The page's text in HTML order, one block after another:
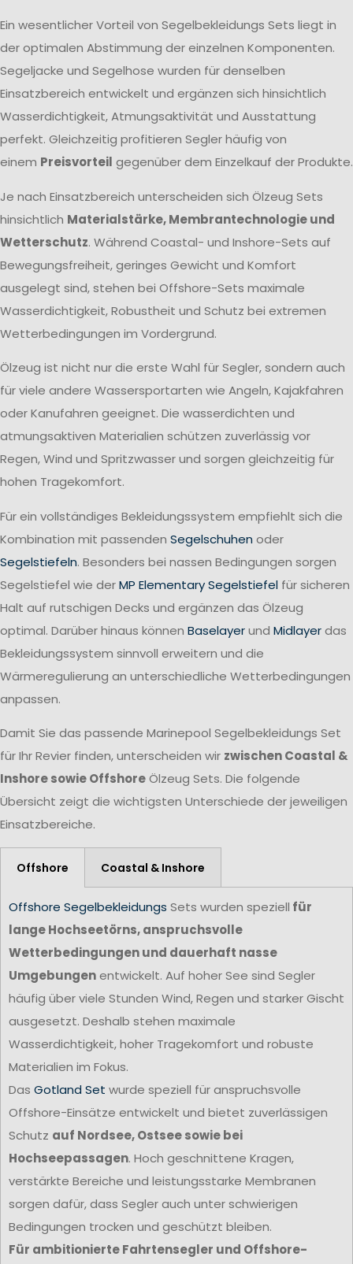
Ein wesentlicher Vorteil von Segelbekleidungs Sets liegt in
der optimalen Abstimmung der einzelnen Komponenten.
Segeljacke und Segelhose wurden für denselben
Einsatzbereich entwickelt und ergänzen sich hinsichtlich
Wasserdichtigkeit, Atmungsaktivität und Ausstattung
perfekt. Gleichzeitig profitieren Segler häufig von
einem Preisvorteil gegenüber dem Einzelkauf der Produkte.
Je nach Einsatzbereich unterscheiden sich Ölzeug Sets
hinsichtlich Materialstärke, Membrantechnologie und
Wetterschutz. Während Coastal- und Inshore-Sets auf
Bewegungsfreiheit, geringes Gewicht und Komfort
ausgelegt sind, stehen bei Offshore-Sets maximale
Wasserdichtigkeit, Robustheit und Schutz bei extremen
Wetterbedingungen im Vordergrund.
Ölzeug ist nicht nur die erste Wahl für Segler, sondern auch
für viele andere Wassersportarten wie Angeln, Kajakfahren
oder Kanufahren geeignet. Die wasserdichten und
atmungsaktiven Materialien schützen zuverlässig vor
Regen, Wind und Spritzwasser und sorgen gleichzeitig für
hohen Tragekomfort.
Für ein vollständiges Bekleidungssystem empfiehlt sich die
Kombination mit passenden Segelschuhen oder
Segelstiefeln. Besonders bei nassen Bedingungen sorgen
Segelstiefel wie derMP Elementary Segelstiefel für sicheren
Halt auf rutschigen Decks und ergänzen das Ölzeug
optimal. Darüber hinaus können Baselayerund Midlayerdas
Bekleidungssystem sinnvoll erweitern und die
Wärmeregulierung an unterschiedliche Wetterbedingungen
anpassen.
Damit Sie das passende Marinepool Segelbekleidungs Set
für Ihr Revier finden, unterscheiden wir zwischen Coastal &
Inshore sowie OffshoreÖlzeug Sets. Die folgende
Übersicht zeigt die wichtigsten Unterschiede der jeweiligen
Einsatzbereiche.
Offshore Coastal & Inshore
Offshore Segelbekleidungs Sets wurden speziell für
lange Hochseetörns, anspruchsvolle
Wetterbedingungen und dauerhaft nasse
Umgebungenentwickelt. Auf hoher See sind Segler
häufig über viele Stunden Wind, Regen und starker Gischt
ausgesetzt. Deshalb stehen maximale
Wasserdichtigkeit, hoher Tragekomfort und robuste
Materialien im Fokus.
Das Gotland Set wurde speziell für anspruchsvolle
Offshore-Einsätze entwickelt und bietet zuverlässigen
Schutz auf Nordsee, Ostsee sowie bei
Hochseepassagen. Hoch geschnittene Kragen,
verstärkte Bereiche und leistungsstarke Membranen
sorgen dafür, dass Segler auch unter schwierigen
Bedingungen trocken und geschützt bleiben.
Für ambitionierte Fahrtensegler und Offshore-